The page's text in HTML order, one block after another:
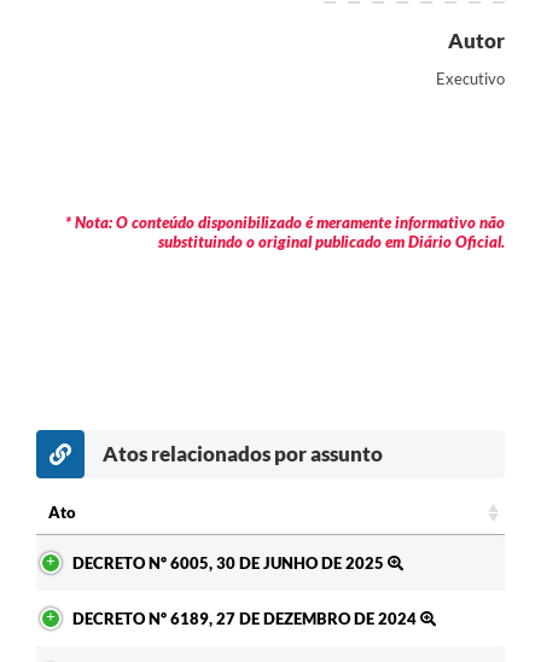
Autor
Executivo
* Nota: O conteúdo disponibilizado é meramente informativo não
substituindo o original publicado em Diário Oficial.
Atos relacionados por assunto
Ato
DECRETO Nº 6005, 30 DE JUNHO DE 2025
DECRETO Nº 6189, 27 DE DEZEMBRO DE 2024